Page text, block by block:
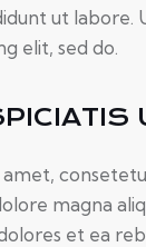
ut
elit, sed do.
magna
et ea